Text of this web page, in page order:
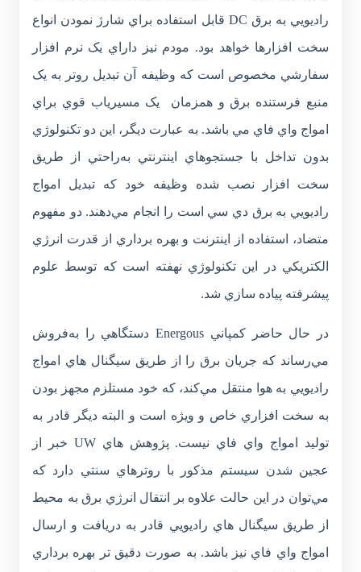
راديويي به برق DC قابل استفاده براي شارژ نمودن انواع
سخت افزارها خواهد بود. مودم نيز داراي يک نرم افزار
سفارشي مخصوص است که وظيفه آن تبديل روتر به يک
منبع فرستنده برق و همزمان يک مسيرياب قوي براي
امواج واي فاي مي باشد. به عبارت ديگر، اين دو تکنولوژي
بدون تداخل با جستجوهاي اينترنتي به‌راحتي از طريق
سخت افزار نصب شده وظيفه خود كه تبديل امواج
راديويي به برق دي سي است را انجام مي‌دهند. دو مفهوم
متضاد، استفاده از اينترنت و بهره برداري از قدرت انرژي
الکتريکي در اين تکنولوژي نهفته است که توسط علوم
پيشرفته پياده سازي شد.
در حال حاضر کمپاني Energous دستگاهي را به‌فروش
مي‌رساند که جريان برق را از طريق سيگنال هاي امواج
راديويي به هوا منتقل مي‌کند، که خود مستلزم مجهز بودن
به سخت افزاري خاص و ويژه است و البته ديگر قادر به
توليد امواج واي فاي نيست. پژوهش هاي UW خبر از
عجين شدن سيستم مذکور با روترهاي سنتي دارد که
مي‌توان در اين حالت علاوه بر انتقال انرژي برق به محيط
از طريق سيگنال هاي راديويي قادر به دريافت و ارسال
امواج واي فاي نيز باشد. به صورت دقيق تر بهره برداري